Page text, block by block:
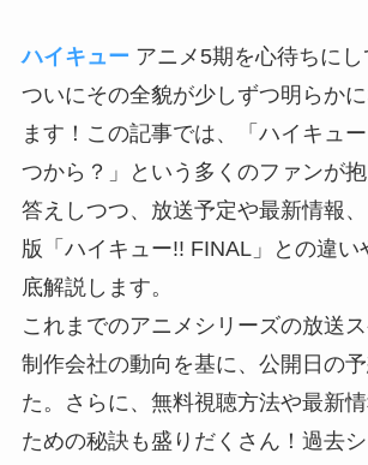
ハイキュー アニメ5期を心待ちにし
ついにその全貌が少しずつ明らか
ます！この記事では、「ハイキュ
つから？」という多くのファンが
答えしつつ、放送予定や最新情報
版「ハイキュー!! FINAL」との違い
底解説します。
これまでのアニメシリーズの放送
制作会社の動向を基に、公開日の
た。さらに、無料視聴方法や最新
ための秘訣も盛りだくさん！過去